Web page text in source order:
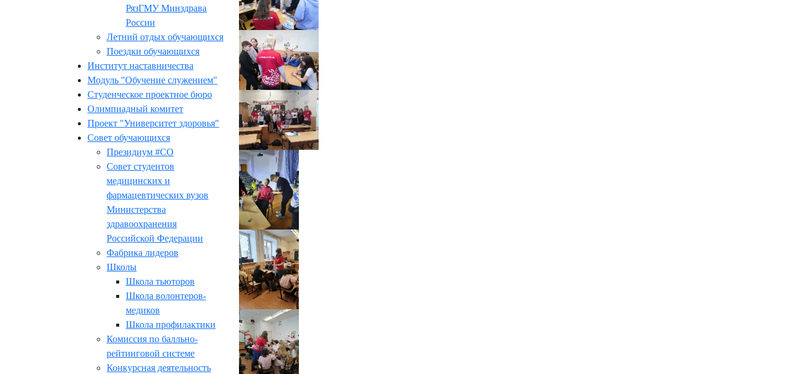
РязГМУ Минздрава
России
Летний отдых обучающихся
Поездки обучающихся
Институт наставничества
Модуль "Обучение служением"
Студенческое проектное бюро
Олимпиадный комитет
Проект "Университет здоровья"
Совет обучающихся
Президиум #СО
Совет студентов
медицинских и
фармацевтических вузов
Министерства
здравоохранения
Российской Федерации
Фабрика лидеров
Школы
Школа тьюторов
Школа волонтеров-
медиков
Школа профилактики
Комиссия по балльно-
рейтинговой системе
Конкурсная деятельность